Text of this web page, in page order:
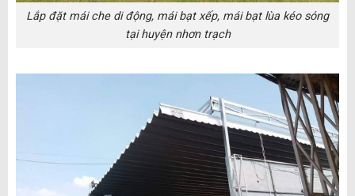
Lắp đặt mái che di động, mái bạt xếp, mái bạt lùa kéo sóng
tại huyện nhơn trạch